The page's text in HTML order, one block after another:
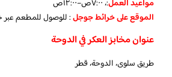
مواعيد العمل:، ٧:٠٠ص–١٢:٠٠ص
الموقع على خرائط جوجل: للوصول للمطعم
عنوان مخابز العكر في الدوحة
طريق سلوى، الدوحة، قطر